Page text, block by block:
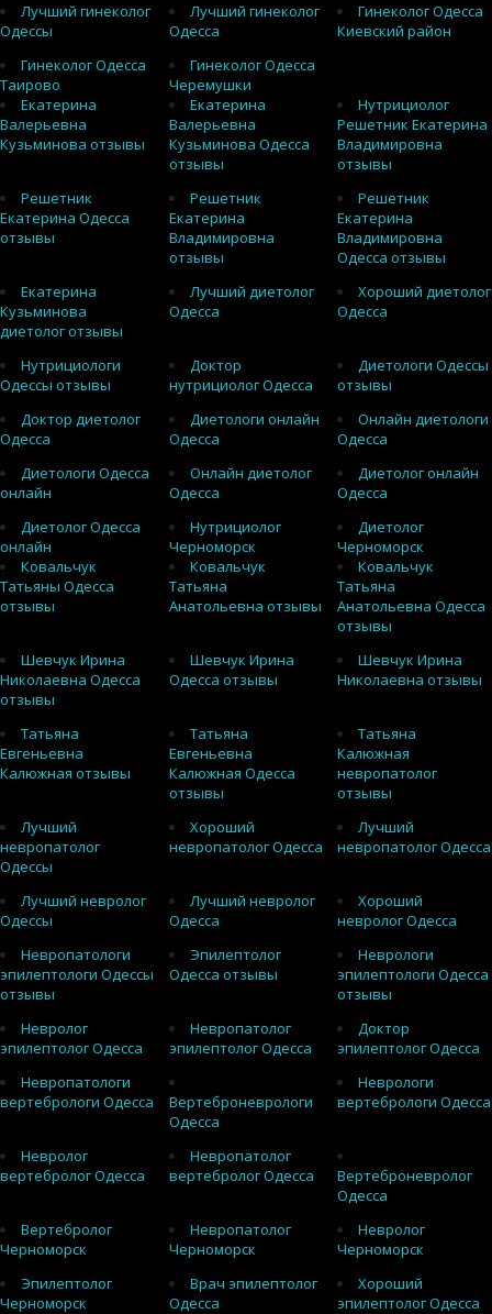
Лучший гинеколог
Одессы
Лучший гинеколог
Одесса
Гинеколог Одесса
Киевский район
Гинеколог Одесса
Таирово
Гинеколог Одесса
Черемушки
Екатерина
Валерьевна
Кузьминова отзывы
Екатерина
Валерьевна
Кузьминова Одесса
отзывы
Нутрициолог
Решетник Екатерина
Владимировна
отзывы
Решетник
Екатерина Одесса
отзывы
Решетник
Екатерина
Владимировна
отзывы
Решетник
Екатерина
Владимировна
Одесса отзывы
Екатерина
Кузьминова
диетолог отзывы
Лучший диетолог
Одесса
Хороший диетолог
Одесса
Нутрициологи
Одессы отзывы
Доктор
нутрициолог Одесса
Диетологи Одессы
отзывы
Доктор диетолог
Одесса
Диетологи онлайн
Одесса
Онлайн диетологи
Одесса
Диетологи Одесса
онлайн
Онлайн диетолог
Одесса
Диетолог онлайн
Одесса
Диетолог Одесса
онлайн
Нутрициолог
Черноморск
Диетолог
Черноморск
Ковальчук
Татьяны Одесса
отзывы
Ковальчук
Татьяна
Анатольевна отзывы
Ковальчук
Татьяна
Анатольевна Одесса
отзывы
Шевчук Ирина
Николаевна Одесса
отзывы
Шевчук Ирина
Одесса отзывы
Шевчук Ирина
Николаевна отзывы
Татьяна
Евгеньевна
Калюжная отзывы
Татьяна
Евгеньевна
Калюжная Одесса
отзывы
Татьяна
Калюжная
невропатолог
отзывы
Лучший
невропатолог
Одессы
Хороший
невропатолог Одесса
Лучший
невропатолог Одесса
Лучший невролог
Одессы
Лучший невролог
Одесса
Хороший
невролог Одесса
Невропатологи
эпилептологи Одессы
отзывы
Эпилептолог
Одесса отзывы
Неврологи
эпилептологи Одесса
отзывы
Невролог
эпилептолог Одесса
Невропатолог
эпилептолог Одесса
Доктор
эпилептолог Одесса
Невропатологи
вертебрологи Одесса
Вертеброневрологи
Одесса
Неврологи
вертебрологи Одесса
Невролог
вертебролог Одесса
Невропатолог
вертебролог Одесса
Вертеброневролог
Одесса
Вертебролог
Черноморск
Невропатолог
Черноморск
Невролог
Черноморск
Эпилептолог
Черноморск
Врач эпилептолог
Одесса
Хороший
эпилептолог Одесса